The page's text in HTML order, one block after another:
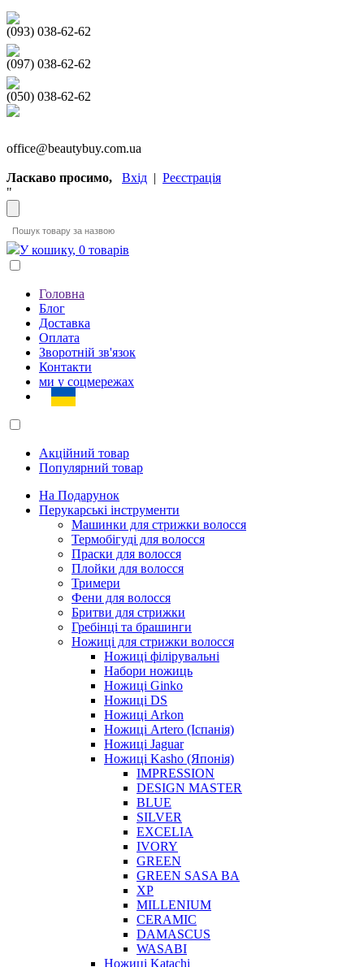
(093) 038-62-62
(097) 038-62-62
(050) 038-62-62
office@beautybuy.com.ua
Ласкаво просимо, Вхід | Реєстрація
"
У кошику, 0 товарів
Головна
Блог
Доставка
Оплата
Зворотній зв'язок
Контакти
ми у соцмережах
Акційний товар
Популярний товар
На Подарунок
Перукарські інструменти
Машинки для стрижки волосся
Термобігуді для волосся
Праски для волосся
Плойки для волосся
Тримери
Фени для волосся
Бритви для стрижки
Гребінці та брашинги
Ножиці для стрижки волосся
Ножиці філірувальні
Набори ножиць
Ножиці Ginko
Ножиці DS
Ножиці Arkon
Ножиці Artero (Іспанія)
Ножиці Jaguar
Ножиці Kasho (Японія)
IMPRESSION
DESIGN MASTER
BLUE
SILVER
EXCELIA
IVORY
GREEN
GREEN SASA BA
XP
MILLENIUM
CERAMIC
DAMASCUS
WASABI
Ножиці Katachi